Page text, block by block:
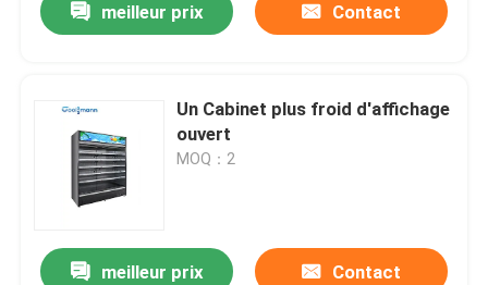
meilleur prix Contact
Un Cabinet plus froid d'affichage
ouvert
MOQ：2
meilleur prix Contact